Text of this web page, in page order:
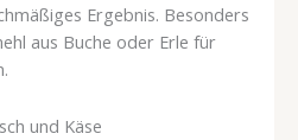
Ergebnis. Besonders
aus Buche oder Erle für
und Käse